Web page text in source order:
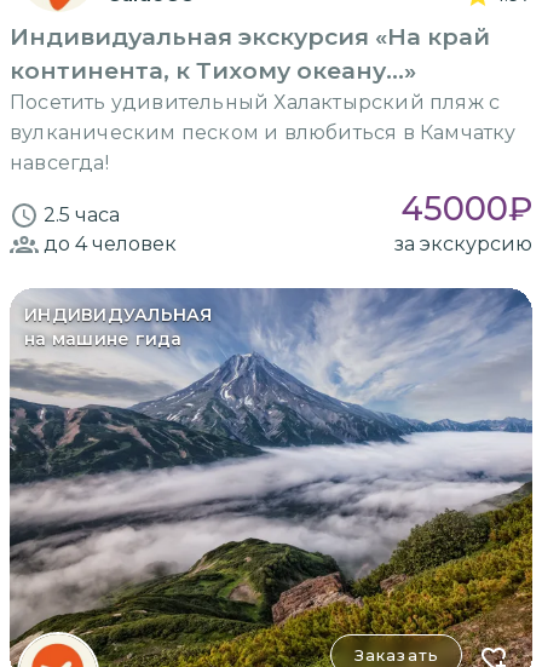
Индивидуальная экскурсия «На край
континента, к Тихому океану…»
Посетить удивительный Халактырский пляж с
вулканическим песком и влюбиться в Камчатку
навсегда!
2.5 часа 45000₽
до 4человек за экскурсию
ИНДИВИДУАЛЬНАЯ
на машине гида
Заказать